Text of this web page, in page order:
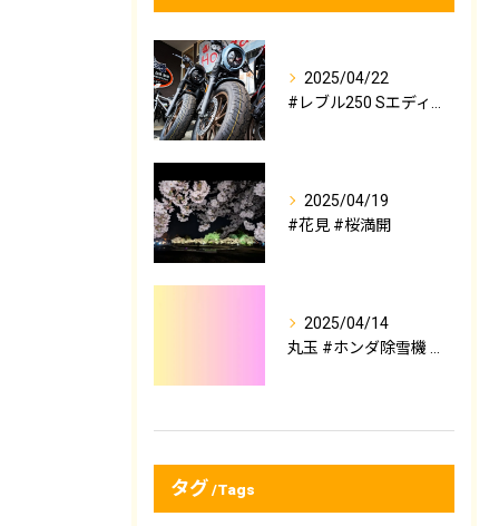
2025/04/22
2025/04/19
#花見 #桜満開
2025/04/14
タグ Tags